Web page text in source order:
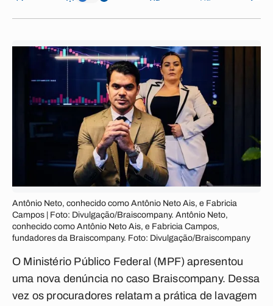
Antônio Neto, conhecido como Antônio Neto Ais, e Fabricia
Campos | Foto: Divulgação/Braiscompany. Antônio Neto,
conhecido como Antônio Neto Ais, e Fabricia Campos,
fundadores da Braiscompany. Foto: Divulgação/Braiscompany
O Ministério Público Federal (MPF) apresentou
uma nova denúncia no caso Braiscompany. Dessa
vez os procuradores relatam a prática de lavagem